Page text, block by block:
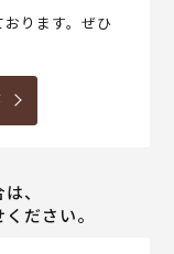
ります。ぜひ
、
ださい。